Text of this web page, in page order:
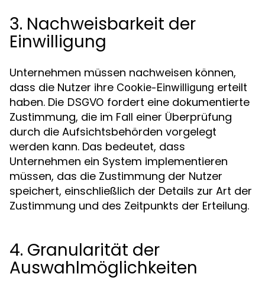
3. Nachweisbarkeit der
Einwilligung
Unternehmen müssen nachweisen können,
dass die Nutzer ihre Cookie-Einwilligung erteilt
haben. Die DSGVO fordert eine dokumentierte
Zustimmung, die im Fall einer Überprüfung
durch die Aufsichtsbehörden vorgelegt
werden kann. Das bedeutet, dass
Unternehmen ein System implementieren
müssen, das die Zustimmung der Nutzer
speichert, einschließlich der Details zur Art der
Zustimmung und des Zeitpunkts der Erteilung.
4. Granularität der
Auswahlmöglichkeiten